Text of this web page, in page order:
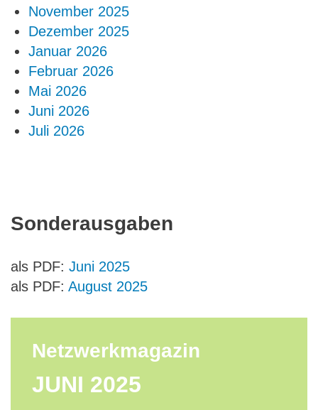
November 2025
Dezember 2025
Januar 2026
Februar 2026
Mai 2026
Juni 2026
Juli 2026
Sonderausgaben
als PDF: Juni 2025
als PDF: August 2025
Netzwerkmagazin
JUNI 2025